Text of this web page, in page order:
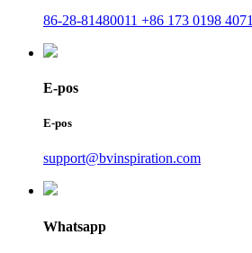
86-28-81480011 +86 173 0198 4071
E-pos
E-pos
support@bvinspiration.com
Whatsapp